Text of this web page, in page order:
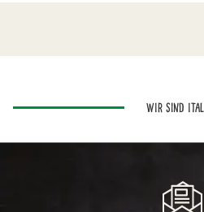
WIR SIND